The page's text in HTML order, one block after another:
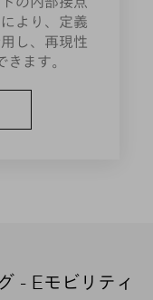
より、定義
し、再現性
ます。
- Eモビリティ